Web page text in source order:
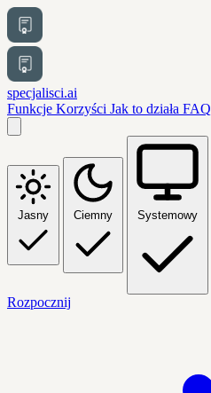
specjalisci.ai
Funkcje Korzyści Jak to działa FAQ
Jasny Ciemny Systemowy
Rozpocznij